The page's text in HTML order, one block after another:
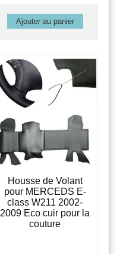
Housse de Volant
pour MERCEDS E-
class W211 2002-
2009 Eco cuir pour la
couture